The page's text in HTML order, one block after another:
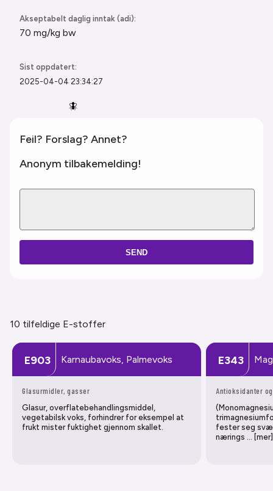
Akseptabelt daglig inntak (adi):
70 mg/kg bw
Sist oppdatert:
2025-04-04 23:34:27
Feil? Forslag? Annet?
Anonym tilbakemelding!
SEND
10 tilfeldige E-stoffer
E903 Karnaubavoks, Palmevoks
Glasurmidler, gasser
Glasur, overflatebehandlingsmiddel,
vegetabilsk voks, forhindrer for eksempel at
frukt mister fuktighet gjennom skallet.
E343
Antioksidanter
fester seg
nærings … [mer]
🪰